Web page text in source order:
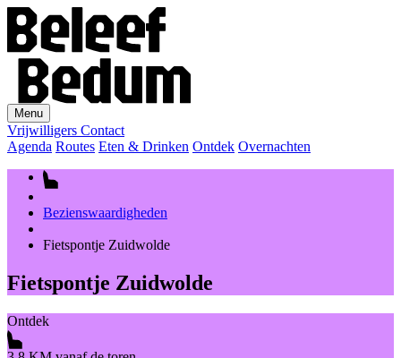
Menu
Vrijwilligers Contact
Agenda Routes Eten & Drinken Ontdek Overnachten
Bezienswaardigheden
Fietspontje Zuidwolde
Fietspontje Zuidwolde
Ontdek